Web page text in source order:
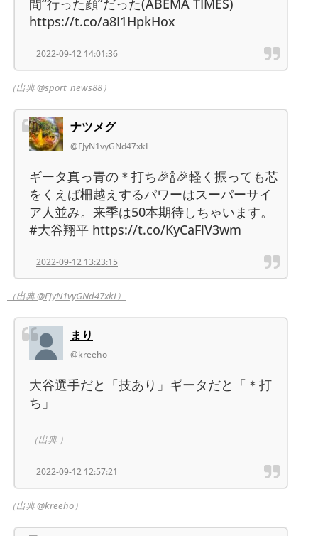
間“行った顔”だった(ABEMA TIMES)
https://t.co/a8I1HpkHox
2022-09-12 14:01:36
（出典 @sport_news88）
ナツメグ
@FJyN1vyGNd47xkI
ギータ真っ青の＊打ち🎉🍾🎉軽く振っても芯
をくえば柵越えするパワーはスーパーサイ
ア人並み。来季は50本期待しちゃいます。
#大谷翔平 https://t.co/KyCaFlV3wm
2022-09-12 13:23:15
（出典 @FJyN1vyGNd47xkI）
まり
@kreeho
大谷選手だと「技あり」ギータだと「＊打
ち」
（出典 ）
2022-09-12 12:57:21
（出典 @kreeho）